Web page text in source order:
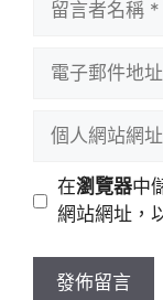
址
站
址
在瀏覽器中
網站網址，